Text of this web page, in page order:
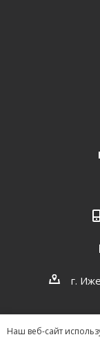
Наш веб-сайт
г.